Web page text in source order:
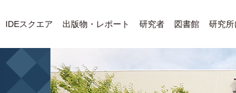
IDEスクエア 出版物・レポート 研究者 図書館 研究所